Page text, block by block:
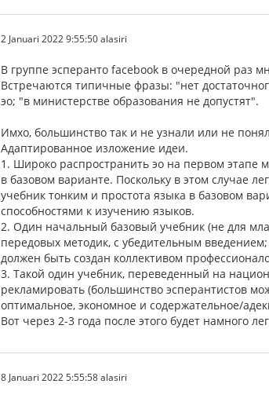
2 Januari 2022 9:55:50 alasiri
В группе эсперанто facebook в очередной раз
Встречаются типичные фразы: "нет
эо; "в министерстве образования не допустят".
Имхо, большинство так и не узнали или не
Адаптированное изложение идеи.
1. Широко распространить эо на первом этапе
в базовом варианте. Поскольку в этом случае
учебник тонким и простота языка в базовом
способностями к изучению языков.
2. Один начальный базовый учебник (не для
передовых методик, с убедительным
должен быть создан коллективом
3. Такой один учебник, переведенный на
рекламировать (большинство эсперантистов
оптимальное, экономное и содержательное/
Вот через 2-3 года после этого будет намного
8 Januari 2022 5:55:58 alasiri